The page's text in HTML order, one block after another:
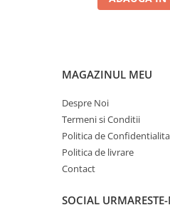
unei
MAGAZINUL MEU
Despre Noi
Termeni si Conditii
Politica de
Politica de livrare
Contact
SOCIAL